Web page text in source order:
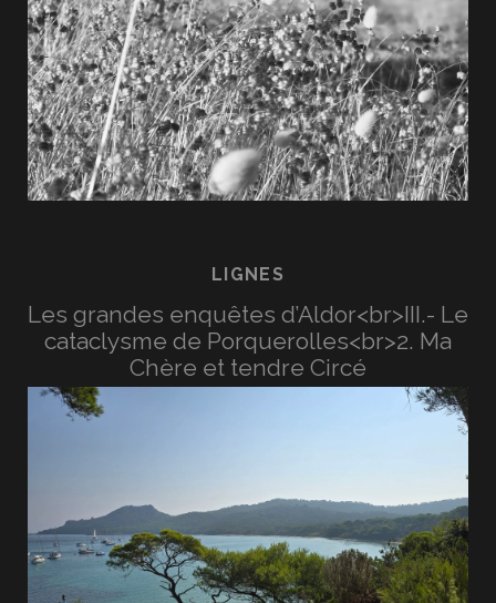
LIGNES
Les grandes enquêtes d’Aldor<br>III.- Le
cataclysme de Porquerolles<br>2. Ma
Chère et tendre Circé